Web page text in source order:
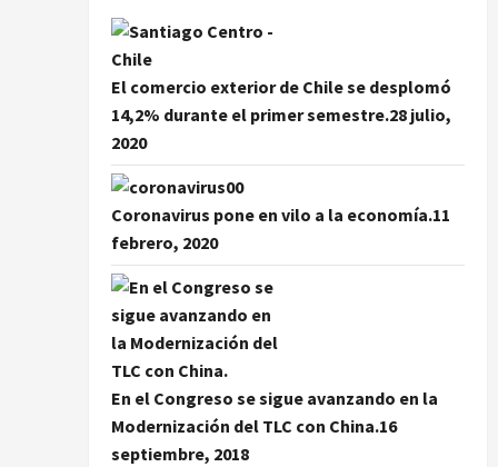
El comercio exterior de Chile se desplomó
14,2% durante el primer semestre.28 julio,
2020
Coronavirus pone en vilo a la economía.11
febrero, 2020
En el Congreso se sigue avanzando en la
Modernización del TLC con China.16
septiembre, 2018